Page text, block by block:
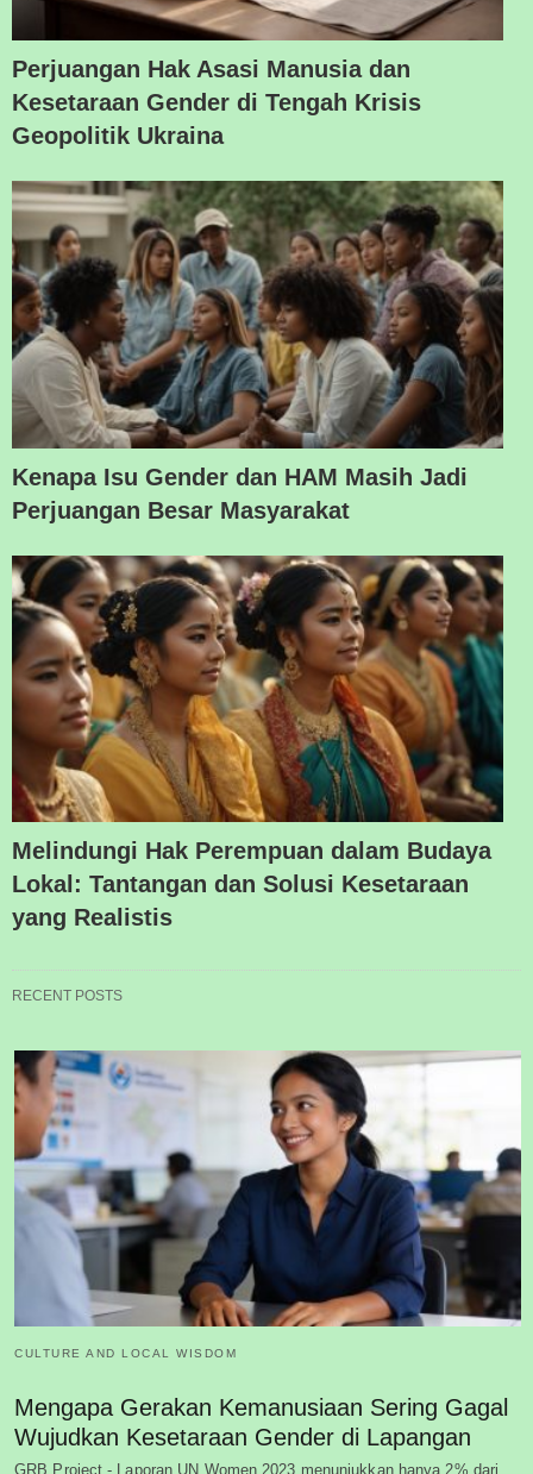
Perjuangan Hak Asasi Manusia dan
Kesetaraan Gender di Tengah Krisis
Geopolitik Ukraina
Kenapa Isu Gender dan HAM Masih Jadi
Perjuangan Besar Masyarakat
Melindungi Hak Perempuan dalam Budaya
Lokal: Tantangan dan Solusi Kesetaraan
yang Realistis
RECENT POSTS
CULTURE AND LOCAL WISDOM
Mengapa Gerakan Kemanusiaan Sering Gagal
Wujudkan Kesetaraan Gender di Lapangan
GRB Project - Laporan UN Women 2023 menunjukkan hanya 2% dari